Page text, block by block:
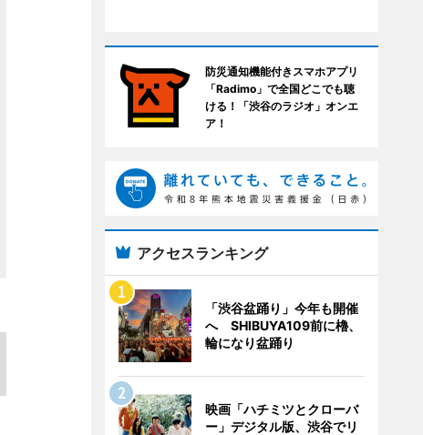
防災通知機能付きスマホアプリ
「Radimo」で全国どこでも聴
ける！「渋谷のラジオ」オンエ
ア！
アクセスランキング
「渋谷盆踊り」今年も開催
へ SHIBUYA109前に櫓、
輪になり盆踊り
映画「ハチミツとクローバ
ー」デジタル版、渋谷でリ